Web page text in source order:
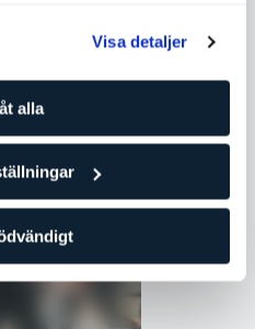
Visa detaljer
alla